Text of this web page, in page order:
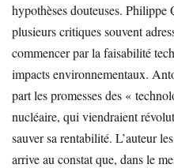
hypothèses douteuses. Philippe
plusieurs critiques souvent
commencer par la faisabilité
impacts environnementaux.
part les promesses des «
nucléaire, qui viendraient
sauver sa rentabilité. L’auteur
arrive au constat que, dans le